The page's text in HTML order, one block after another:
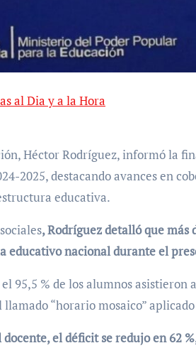
al Dia y a la Hora
2025, destacando avances en
educativa.
, Rodríguez detalló que más
educativo nacional durante el
95,5 % de los alumnos asistieron
llamado “horario mosaico”
el déficit se redujo en 62